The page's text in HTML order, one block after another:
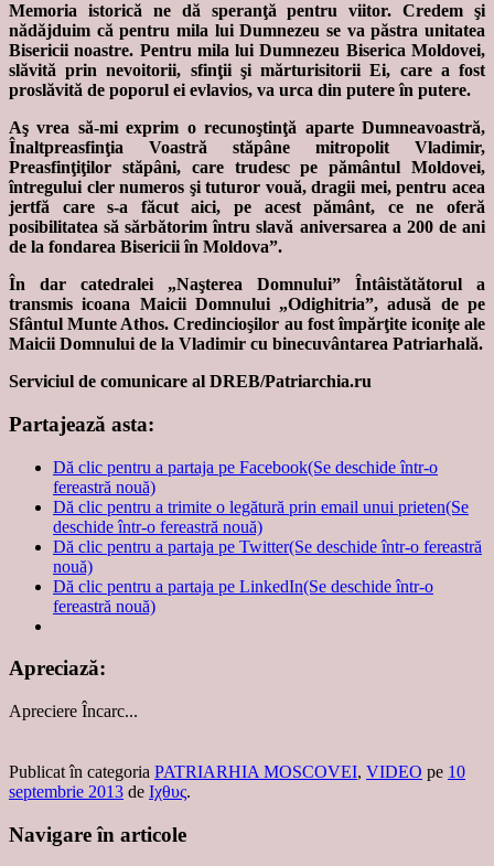
Memoria istorică ne dă speranţă pentru viitor. Credem şi
nădăjduim că pentru mila lui Dumnezeu se va păstra unitatea
Bisericii noastre. Pentru mila lui Dumnezeu Biserica Moldovei,
slăvită prin nevoitorii, sfinţii şi mărturisitorii Ei, care a fost
proslăvită de poporul ei evlavios, va urca din putere în putere.
Aş vrea să-mi exprim o recunoştinţă aparte Dumneavoastră,
Înaltpreasfinţia Voastră stăpâne mitropolit Vladimir,
Preasfinţiţilor stăpâni, care trudesc pe pământul Moldovei,
întregului cler numeros şi tuturor vouă, dragii mei, pentru acea
jertfă care s-a făcut aici, pe acest pământ, ce ne oferă
posibilitatea să sărbătorim întru slavă aniversarea a 200 de ani
de la fondarea Bisericii în Moldova”.
În dar catedralei „Naşterea Domnului” Întâistătătorul a
transmis icoana Maicii Domnului „Odighitria”, adusă de pe
Sfântul Munte Athos. Credincioşilor au fost împărţite iconiţe ale
Maicii Domnului de la Vladimir cu binecuvântarea Patriarhală.
Serviciul de comunicare al DREB/Patriarchia.ru
Partajează asta:
Dă clic pentru a partaja pe Facebook(Se deschide într-o
fereastră nouă)
Dă clic pentru a trimite o legătură prin email unui prieten(Se
deschide într-o fereastră nouă)
Dă clic pentru a partaja pe Twitter(Se deschide într-o fereastră
nouă)
Dă clic pentru a partaja pe LinkedIn(Se deschide într-o
fereastră nouă)
Apreciază:
Apreciere Încarc...
Publicat în categoria PATRIARHIA MOSCOVEI, VIDEO pe 10
septembrie 2013 de Ιχθυς.
Navigare în articole